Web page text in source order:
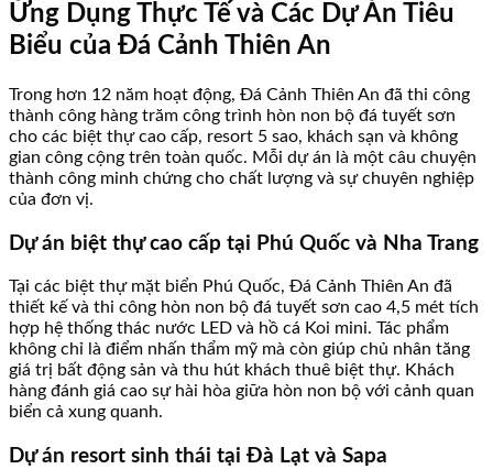
Ứng Dụng Thực Tế và Các Dự Án Tiêu
Biểu của Đá Cảnh Thiên An
Trong hơn 12 năm hoạt động, Đá Cảnh Thiên An đã thi công
thành công hàng trăm công trình hòn non bộ đá tuyết sơn
cho các biệt thự cao cấp, resort 5 sao, khách sạn và không
gian công cộng trên toàn quốc. Mỗi dự án là một câu chuyện
thành công minh chứng cho chất lượng và sự chuyên nghiệp
của đơn vị.
Dự án biệt thự cao cấp tại Phú Quốc và Nha Trang
Tại các biệt thự mặt biển Phú Quốc, Đá Cảnh Thiên An đã
thiết kế và thi công hòn non bộ đá tuyết sơn cao 4,5 mét tích
hợp hệ thống thác nước LED và hồ cá Koi mini. Tác phẩm
không chỉ là điểm nhấn thẩm mỹ mà còn giúp chủ nhân tăng
giá trị bất động sản và thu hút khách thuê biệt thự. Khách
hàng đánh giá cao sự hài hòa giữa hòn non bộ với cảnh quan
biển cả xung quanh.
Dự án resort sinh thái tại Đà Lạt và Sapa